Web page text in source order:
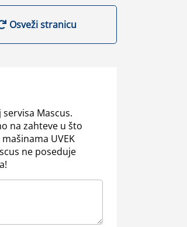
Osveži stranicu
Mascus.
na zahteve u što
UVEK
ne poseduje